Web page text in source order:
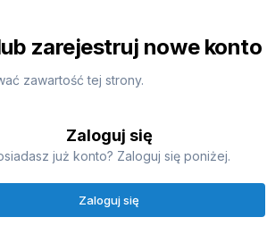
zarejestruj nowe konto
zawartość tej strony.
Zaloguj się
już konto? Zaloguj się poniżej.
Zaloguj się